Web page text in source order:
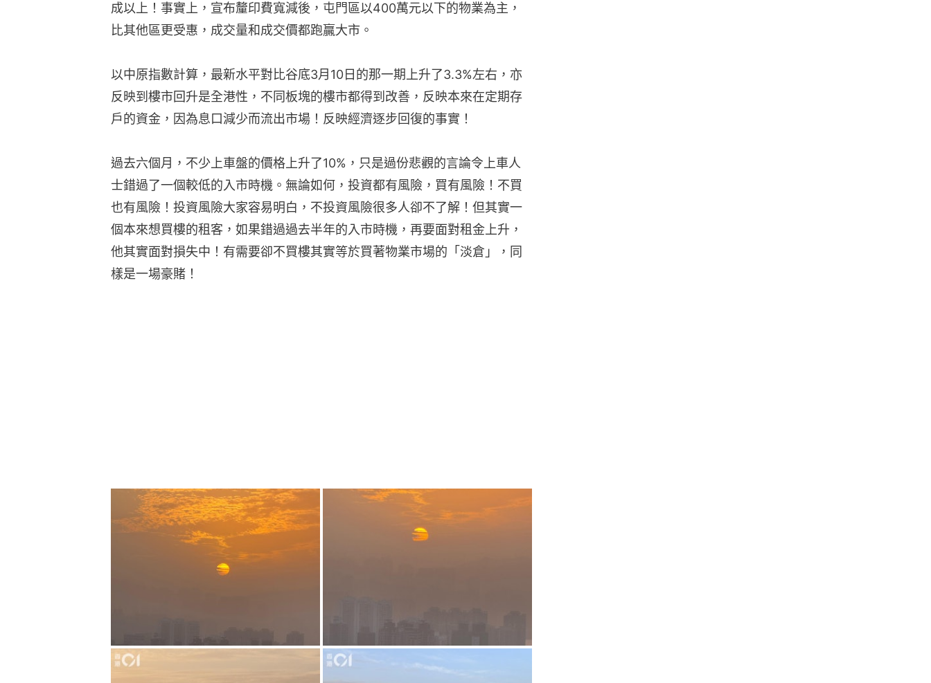
成以上！事實上，宣布釐印費寬減後，屯門區以400萬元以下的物業為主，
比其他區更受惠，成交量和成交價都跑贏大市。
以中原指數計算，最新水平對比谷底3月10日的那一期上升了3.3%左右，亦
反映到樓市回升是全港性，不同板塊的樓市都得到改善，反映本來在定期存
戶的資金，因為息口減少而流出市場！反映經濟逐步回復的事實！
過去六個月，不少上車盤的價格上升了10%，只是過份悲觀的言論令上車人
士錯過了一個較低的入市時機。無論如何，投資都有風險，買有風險！不買
也有風險！投資風險大家容易明白，不投資風險很多人卻不了解！但其實一
個本來想買樓的租客，如果錯過過去半年的入市時機，再要面對租金上升，
他其實面對損失中！有需要卻不買樓其實等於買著物業市場的「淡倉」，同
樣是一場豪賭！